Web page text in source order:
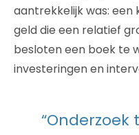
aantrekkelijk was: een
geld die een relatief
besloten een boek te
investeringen en